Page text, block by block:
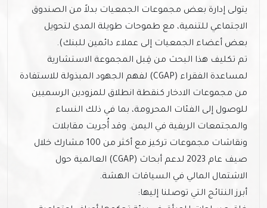
يتولى إدارة بعض مجموعات الجمعيات بدلاً من الصندوق
الاجتماعي للتنمية، مع طموحات طويلة المدى لتحويل
بعض أعضاء الجمعيات إلى عملاء دائمين للبنك).
تم تكليف هذا البحث من قِبل المجموعة الاستشارية
لمساعدة الفقراء (CGAP) لفهم الجهود المبذولة للاستفادة
من مجموعات الادخار كنقطة انطلاق للمزودين الرسميين
للوصول إلى الفئات المحرومة، بما في ذلك النساء
والمجتمعات الريفية في اليمن. وقد أُجريت مقابلات
ونقاشات مجموعات تركيز مع أكثر من 100 مشارك خلال
صيف عام 2023 لدعم أبحاث (CGAP) العالمية حول
الاشتمال المالي في السياقات الهشة.
أبرز النتائج التي توصلنا إليها: